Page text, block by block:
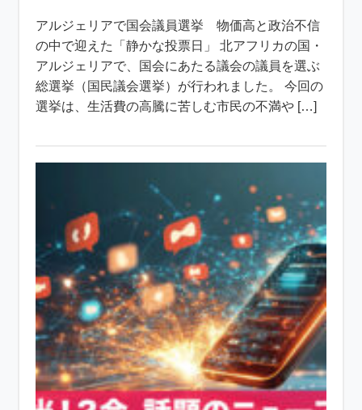
アルジェリアで国会議員選挙 物価高と政治不信
の中で迎えた「静かな投票日」 北アフリカの国・
アルジェリアで、国会にあたる議会の議員を選ぶ
総選挙（国民議会選挙）が行われました。 今回の
選挙は、生活費の高騰に苦しむ市民の不満や […]